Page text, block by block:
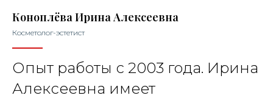
Коноплёва Ирина Алексеевна
Косметолог-эстетист
Опыт работы с 2003 года. Ирина
Алексеевна имеет